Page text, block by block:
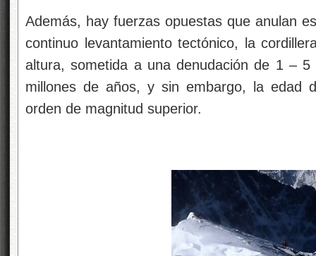
Además, hay fuerzas opuestas que anulan
continuo levantamiento tectónico, la
altura, sometida a una denudación de 1 –
millones de años, y sin embargo, la edad
orden de magnitud superior.